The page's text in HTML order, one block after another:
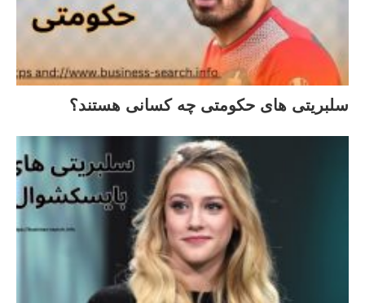
سلبریتی های حکومتی چه کسانی هستند؟